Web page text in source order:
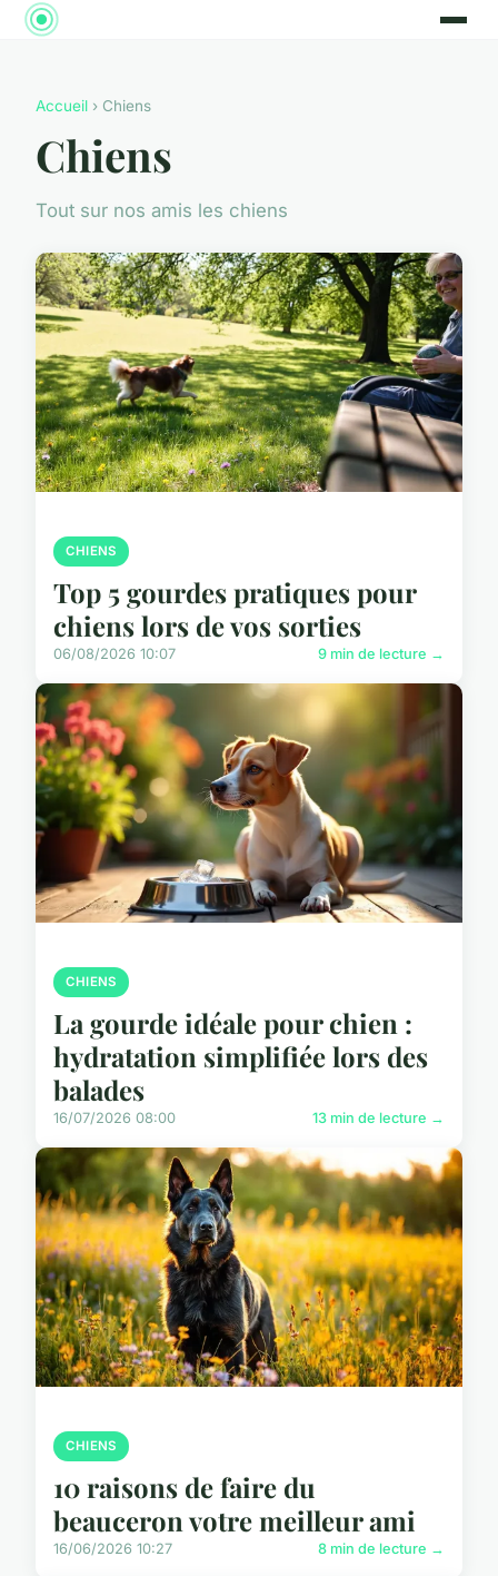
Accueil › Chiens
Chiens
Tout sur nos amis les chiens
CHIENS
Top 5 gourdes pratiques pour
chiens lors de vos sorties
06/08/2026 10:07 9 min de lecture →
CHIENS
La gourde idéale pour chien :
hydratation simplifiée lors des
balades
16/07/2026 08:00 13 min de lecture →
CHIENS
10 raisons de faire du
beauceron votre meilleur ami
16/06/2026 10:27 8 min de lecture →